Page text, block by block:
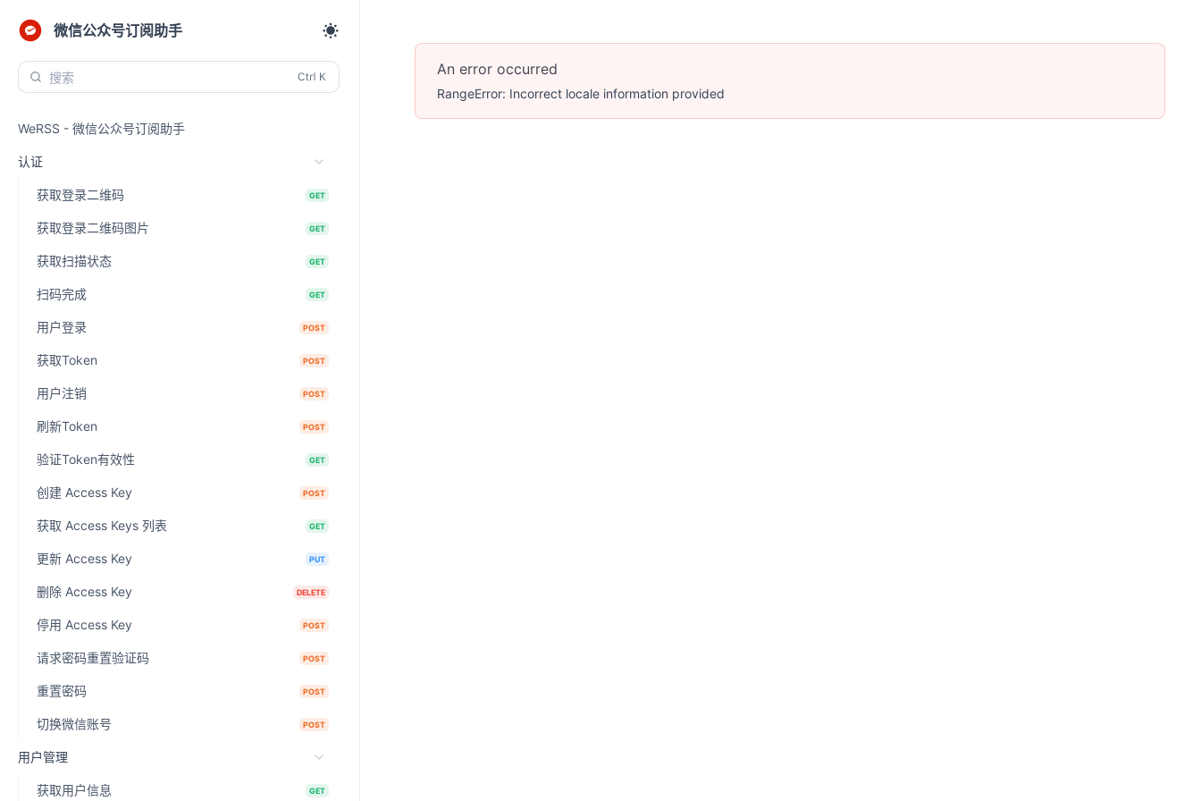
微信公众号订阅助手
搜索
WeRSS - 微信公众号订阅助手
认证
获取登录二维码 GET
获取登录二维码图片 GET
获取扫描状态 GET
扫码完成 GET
用户登录 POST
获取Token POST
用户注销 POST
刷新Token POST
验证Token有效性 GET
创建 Access Key POST
获取 Access Keys 列表 GET
更新 Access Key PUT
删除 Access Key DELETE
停用 Access Key POST
请求密码重置验证码 POST
重置密码 POST
切换微信账号 POST
用户管理
获取用户信息 GET
An error occurred
RangeError: Incorrect locale information provided